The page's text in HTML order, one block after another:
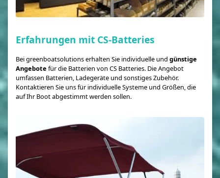
Erfahrungen mit CS-Batteries
Bei greenboatsolutions erhalten Sie individuelle und günstige
Angebote für die Batterien von CS Batteries. Die Angebot
umfassen Batterien, Ladegeräte und sonstiges Zubehör.
Kontaktieren Sie uns für individuelle Systeme und Größen, die
auf Ihr Boot abgestimmt werden sollen.